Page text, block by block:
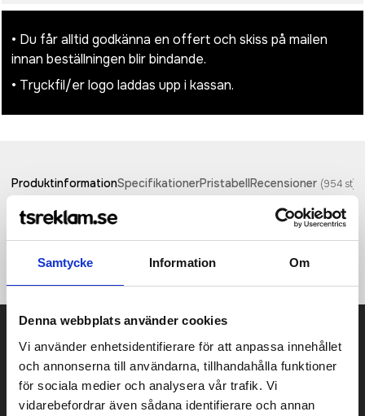
Samtycke Information Om
Denna webbplats använder cookies
Vi använder enhetsidentifierare för att anpassa innehållet
och annonserna till användarna, tillhandahålla funktioner
för sociala medier och analysera vår trafik. Vi
vidarebefordrar även sådana identifierare och annan
• Du får alltid godkänna en offert och skiss på mailen
innan beställningen blir bindande.
• Tryckfil/er logo laddas upp i kassan.
ProduktinformationSpecifikationerPristabellRecensioner (954 st)
·330 g/m² ·64% Polyester, 34% Viscose, 2% Elastane ·Modern
check pattern ·Hard buckram ·Silver colored undervisor ·Peak
with 8 rows of stitching ·Patent permacurve peak.
Prisuppgift på mailen?
Kontakta oss här för att få förslag på produkt och pris över
mailen.
Det går också utmärkt att bara ställa frågor!